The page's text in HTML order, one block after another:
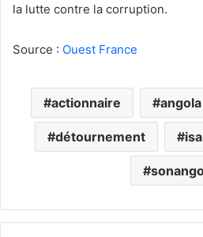
la lutte contre la corruption.
Source : Ouest France
actionnaire angola
détournement